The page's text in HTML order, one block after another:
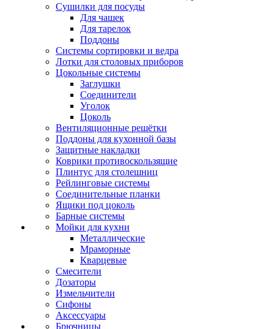
Сушилки для посуды
Для чашек
Для тарелок
Поддоны
Системы сортировки и ведра
Лотки для столовых приборов
Цокольные системы
Заглушки
Соединители
Уголок
Цоколь
Вентиляционные решётки
Поддоны для кухонной базы
Защитные накладки
Коврики противоскользящие
Плинтус для столешниц
Рейлинговые системы
Соединительные планки
Ящики под цоколь
Барные системы
Мойки для кухни
Металлические
Мраморные
Кварцевые
Смесители
Дозаторы
Измельчители
Сифоны
Аксессуары
Брючницы